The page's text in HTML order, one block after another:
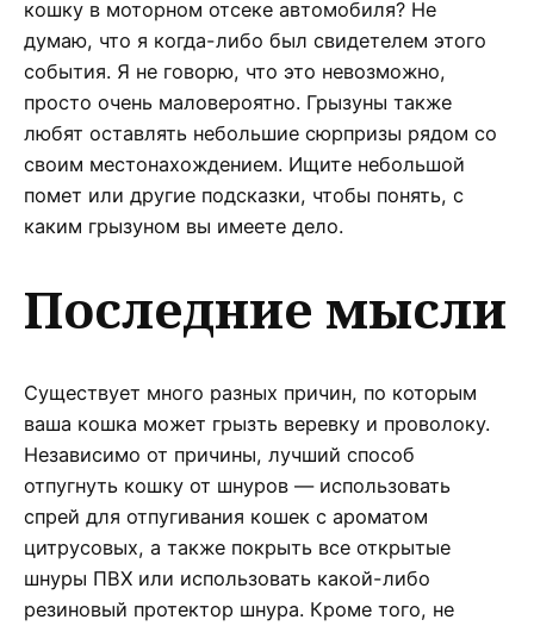
кошку в моторном отсеке автомобиля? Не
думаю, что я когда-либо был свидетелем этого
события. Я не говорю, что это невозможно,
просто очень маловероятно. Грызуны также
любят оставлять небольшие сюрпризы рядом со
своим местонахождением. Ищите небольшой
помет или другие подсказки, чтобы понять, с
каким грызуном вы имеете дело.
Последние мысли
Существует много разных причин, по которым
ваша кошка может грызть веревку и проволоку.
Независимо от причины, лучший способ
отпугнуть кошку от шнуров — использовать
спрей для отпугивания кошек с ароматом
цитрусовых, а также покрыть все открытые
шнуры ПВХ или использовать какой-либо
резиновый протектор шнура. Кроме того, не